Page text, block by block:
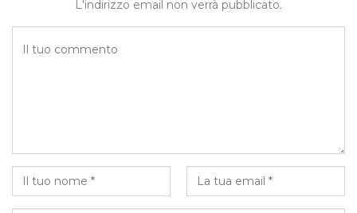
L'indirizzo email non verrà pubblicato.